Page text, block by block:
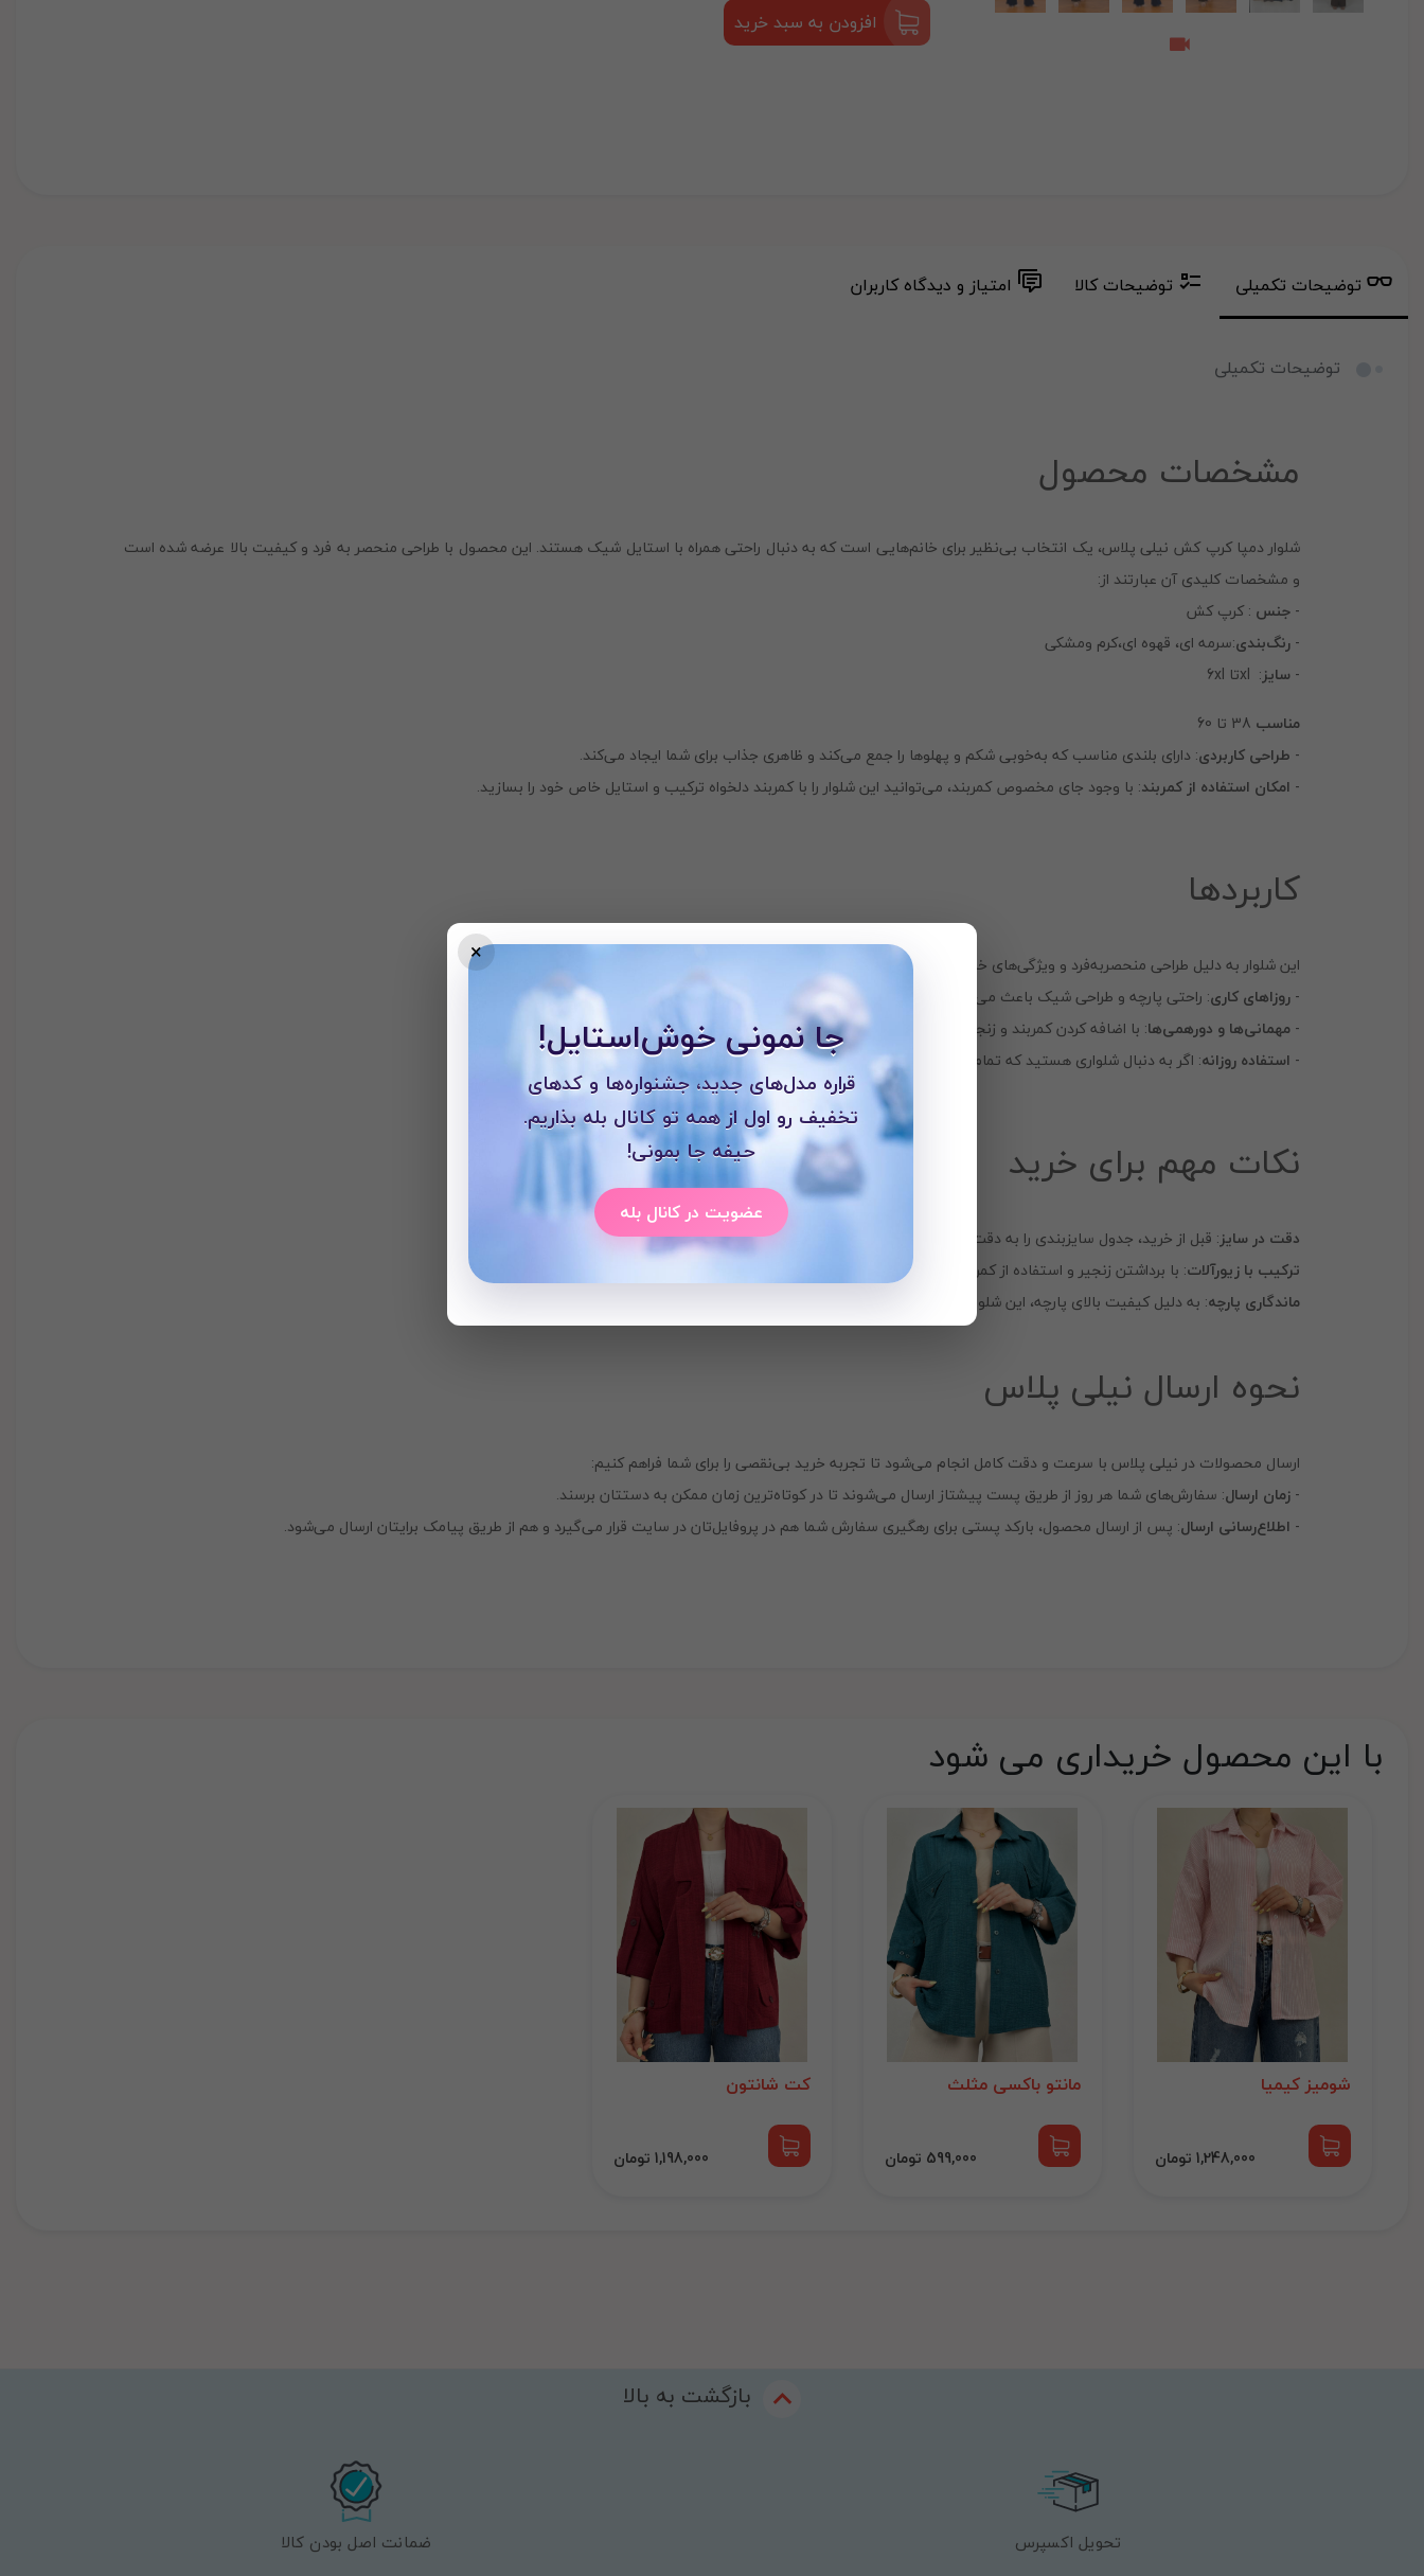
افزودن به سبد خرید
توضیحات تکمیلی توضیحات کالا امتیاز و دیدگاه کاربران
توضیحات تکمیلی
مشخصات محصول
شلوار دمپا کرپ کش نیلی پلاس، یک انتخاب بی‌نظیر برای خانم‌هایی است که به دنبال راحتی همراه با استایل شیک هستند. این محصول با طراحی منحصر به فرد و کیفیت بالا عرضه شده است
و مشخصات کلیدی آن عبارتند از:
- جنس : کرپ کش
- رنگ‌بندی:سرمه ای، قهوه ای،کرم ومشکی
- سایز: xlتا 6xl
مناسب 38 تا 60
- طراحی کاربردی: دارای بلندی مناسب که به‌خوبی شکم و پهلو‌ها را جمع می‌کند و ظاهری جذاب برای شما ایجاد می‌کند.
- امکان استفاده از کمربند: با وجود جای مخصوص کمربند، می‌توانید این شلوار را با کمربند دلخواه ترکیب و استایل خاص خود را بسازید.
کاربردها
این شلوار به دلیل طراحی منحصربه‌فرد و ویژگی‌های خاص، برای موقعیت‌های مختلف مناسب است:
- روزاهای کاری: راحتی پارچه و طراحی شیک باعث می‌شود این شلوار انتخابی عالی برای استایل رسمی یا نیمه‌رسمی باشد.
- مهمانی‌ها و دورهمی‌ها: با اضافه کردن کمربند و زنجیر، می‌توانید استایل خود را شیک‌تر کنید.
- استفاده روزانه: اگر به دنبال شلواری هستید که تمام روز احساس راحتی داشته باشید، این انتخاب ایده‌آل است.
نکات مهم برای خرید
دقت در سایز: قبل از خرید، جدول سایزبندی را به دقت مطالعه کنید تا اندازه مناسب خود را انتخاب کنید.
ترکیب با زیورآلات: با برداشتن زنجیر و استفاده از کمربند، می‌توانید یک استایل جذاب و متفاوت ایجاد کنید.
ماندگاری پارچه: به دلیل کیفیت بالای پارچه، این شلوار پس از مدت‌ها استفاده، همچنان ظاهر خود را حفظ می‌کند.
نحوه ارسال نیلی پلاس
ارسال محصولات در نیلی پلاس با سرعت و دقت کامل انجام می‌شود تا تجربه خرید بی‌نقصی را برای شما فراهم کنیم:
- زمان ارسال: سفارش‌های شما هر روز از طریق پست پیشتاز ارسال می‌شوند تا در کوتاه‌ترین زمان ممکن به دستتان برسند.
- اطلاع‌رسانی ارسال: پس از ارسال محصول، بارکد پستی برای رهگیری سفارش شما هم در پروفایل‌تان در سایت قرار می‌گیرد و هم از طریق پیامک برایتان ارسال می‌شود.
با این محصول خریداری می شود
شومیز کیمیا
1,248,000 تومان
مانتو باکسی مثلث
599,000 تومان
کت شانتون
1,198,000 تومان
بازگشت به بالا
تحویل اکسپرس ضمانت اصل بودن کالا
×
جا نمونی خوش‌استایل!
قراره مدل‌های جدید، جشنواره‌ها و کدهای
تخفیف رو اول از همه تو کانال بله بذاریم.
حیفه جا بمونی!
عضویت در کانال بله